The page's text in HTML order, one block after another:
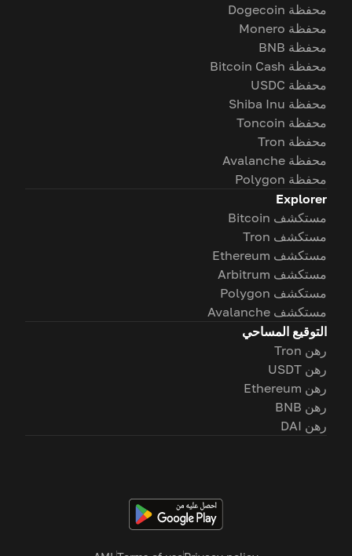
محفظة Dogecoin
محفظة Monero
محفظة BNB
محفظة Bitcoin Cash
محفظة USDC
محفظة Shiba Inu
محفظة Toncoin
محفظة Tron
محفظة Avalanche
محفظة Polygon
Explorer
مستكشف Bitcoin
مستكشف Tron
مستكشف Ethereum
مستكشف Arbitrum
مستكشف Polygon
مستكشف Avalanche
التوقيع المساحي
رهن Tron
رهن USDT
رهن Ethereum
رهن BNB
رهن DAI